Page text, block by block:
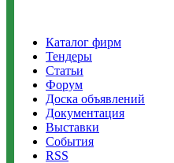
Каталог фирм
Тендеры
Статьи
Форум
Доска объявлений
Документация
Выставки
События
RSS